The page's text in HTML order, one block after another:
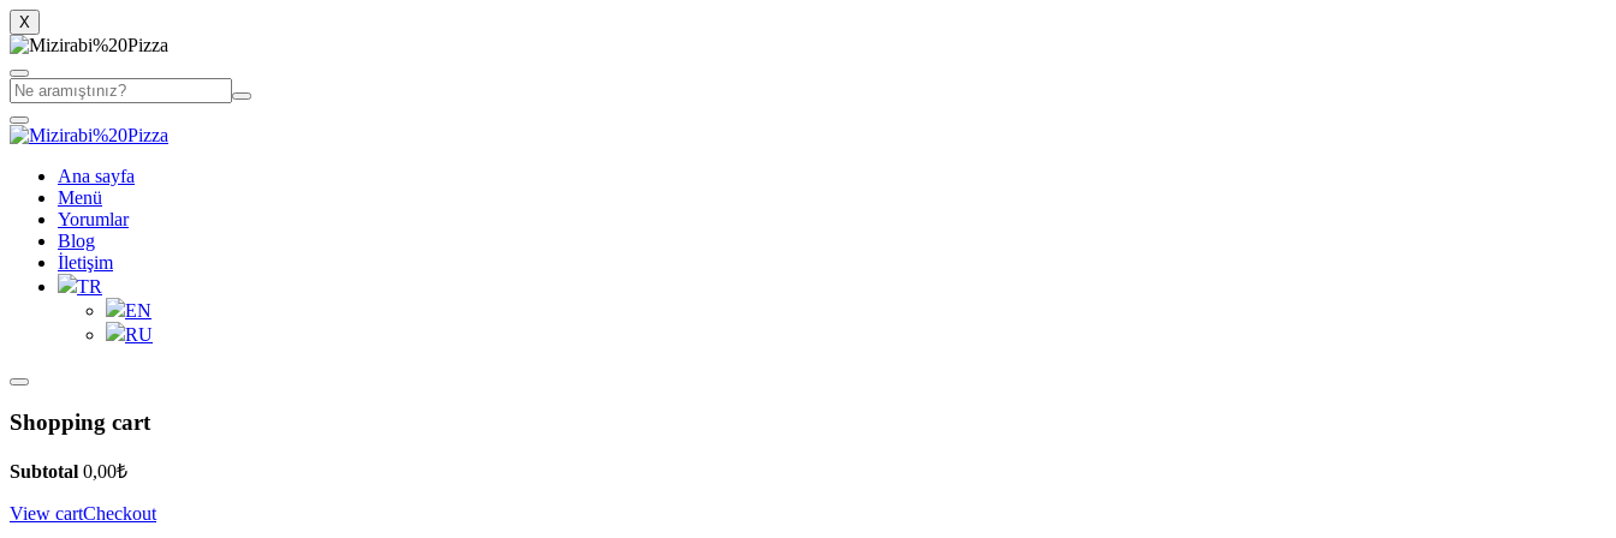
X
Ana sayfa
Menü
Yorumlar
Blog
İletişim
TR
EN
RU
Shopping cart
Subtotal 0,00₺
View cartCheckout